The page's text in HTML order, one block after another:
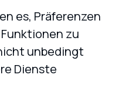
es, Präferenzen
zu
unbedingt
Dienste